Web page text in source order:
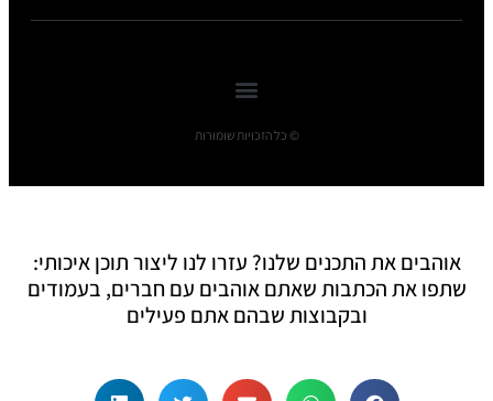
© כל הזכויות שומורות
אוהבים את התכנים שלנו? עזרו לנו ליצור תוכן איכותי:
שתפו את הכתבות שאתם אוהבים עם חברים, בעמודים
ובקבוצות שבהם אתם פעילים